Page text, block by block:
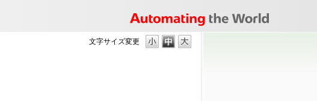
文字サイズ変更